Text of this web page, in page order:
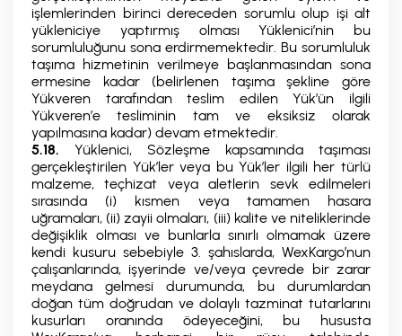
işlemlerinden birinci dereceden sorumlu olup işi alt
yükleniciye yaptırmış olması Yüklenici’nin bu
sorumluluğunu sona erdirmemektedir. Bu sorumluluk
taşıma hizmetinin verilmeye başlanmasından sona
ermesine kadar (belirlenen taşıma şekline göre
Yükveren tarafından teslim edilen Yük’ün ilgili
Yükveren’e tesliminin tam ve eksiksiz olarak
yapılmasına kadar) devam etmektedir.
5.18. Yüklenici, Sözleşme kapsamında taşıması
gerçekleştirilen Yük’ler veya bu Yük’ler ilgili her türlü
malzeme, teçhizat veya aletlerin sevk edilmeleri
sırasında (i) kısmen veya tamamen hasara
uğramaları, (ii) zayii olmaları, (iii) kalite ve niteliklerinde
değişiklik olması ve bunlarla sınırlı olmamak üzere
kendi kusuru sebebiyle 3. şahıslarda, WexKargo’nun
çalışanlarında, işyerinde ve/veya çevrede bir zarar
meydana gelmesi durumunda, bu durumlardan
doğan tüm doğrudan ve dolaylı tazminat tutarlarını
kusurları oranında ödeyeceğini, bu hususta